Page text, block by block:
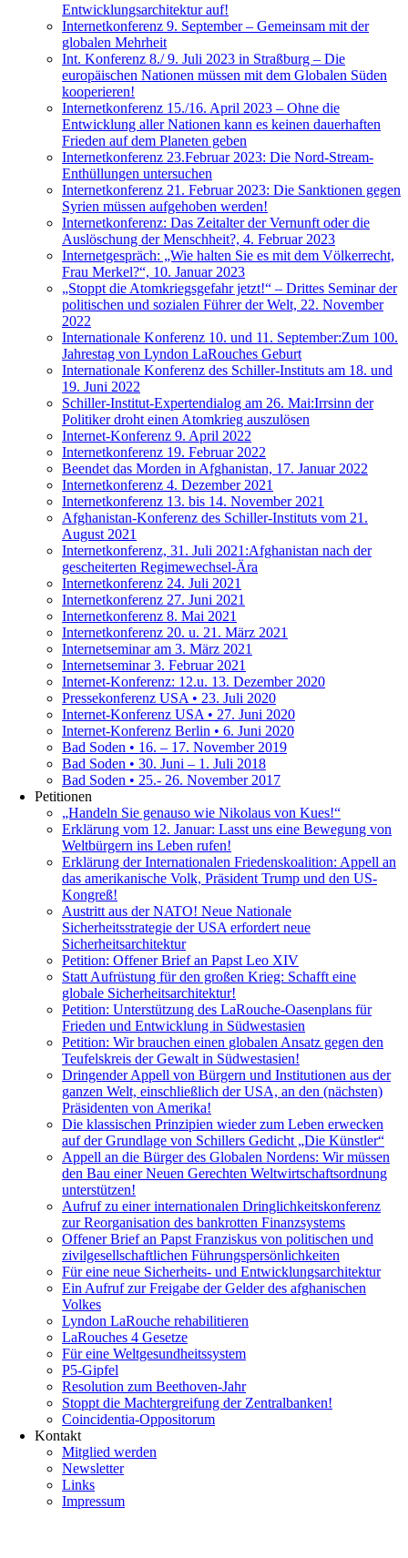
Entwicklungsarchitektur auf!
Internetkonferenz 9. September – Gemeinsam mit der
globalen Mehrheit
Int. Konferenz 8./ 9. Juli 2023 in Straßburg – Die
europäischen Nationen müssen mit dem Globalen Süden
kooperieren!
Internetkonferenz 15./16. April 2023 – Ohne die
Entwicklung aller Nationen kann es keinen dauerhaften
Frieden auf dem Planeten geben
Internetkonferenz 23.Februar 2023: Die Nord-Stream-
Enthüllungen untersuchen
Internetkonferenz 21. Februar 2023: Die Sanktionen gegen
Syrien müssen aufgehoben werden!
Internetkonferenz: Das Zeitalter der Vernunft oder die
Auslöschung der Menschheit?, 4. Februar 2023
Internetgespräch: „Wie halten Sie es mit dem Völkerrecht,
Frau Merkel?“, 10. Januar 2023
„Stoppt die Atomkriegsgefahr jetzt!“ – Drittes Seminar der
politischen und sozialen Führer der Welt, 22. November
2022
Internationale Konferenz 10. und 11. September:Zum 100.
Jahrestag von Lyndon LaRouches Geburt
Internationale Konferenz des Schiller-Instituts am 18. und
19. Juni 2022
Schiller-Institut-Expertendialog am 26. Mai:Irrsinn der
Politiker droht einen Atomkrieg auszulösen
Internet-Konferenz 9. April 2022
Internetkonferenz 19. Februar 2022
Beendet das Morden in Afghanistan, 17. Januar 2022
Internetkonferenz 4. Dezember 2021
Internetkonferenz 13. bis 14. November 2021
Afghanistan-Konferenz des Schiller-Instituts vom 21.
August 2021
Internetkonferenz, 31. Juli 2021:Afghanistan nach der
gescheiterten Regimewechsel-Ära
Internetkonferenz 24. Juli 2021
Internetkonferenz 27. Juni 2021
Internetkonferenz 8. Mai 2021
Internetkonferenz 20. u. 21. März 2021
Internetseminar am 3. März 2021
Internetseminar 3. Februar 2021
Internet-Konferenz: 12.u. 13. Dezember 2020
Pressekonferenz USA • 23. Juli 2020
Internet-Konferenz USA • 27. Juni 2020
Internet-Konferenz Berlin • 6. Juni 2020
Bad Soden • 16. – 17. November 2019
Bad Soden • 30. Juni – 1. Juli 2018
Bad Soden • 25.- 26. November 2017
Petitionen
„Handeln Sie genauso wie Nikolaus von Kues!“
Erklärung vom 12. Januar: Lasst uns eine Bewegung von
Weltbürgern ins Leben rufen!
Erklärung der Internationalen Friedenskoalition: Appell an
das amerikanische Volk, Präsident Trump und den US-
Kongreß!
Austritt aus der NATO! Neue Nationale
Sicherheitsstrategie der USA erfordert neue
Sicherheitsarchitektur
Petition: Offener Brief an Papst Leo XIV
Statt Aufrüstung für den großen Krieg: Schafft eine
globale Sicherheitsarchitektur!
Petition: Unterstützung des LaRouche-Oasenplans für
Frieden und Entwicklung in Südwestasien
Petition: Wir brauchen einen globalen Ansatz gegen den
Teufelskreis der Gewalt in Südwestasien!
Dringender Appell von Bürgern und Institutionen aus der
ganzen Welt, einschließlich der USA, an den (nächsten)
Präsidenten von Amerika!
Die klassischen Prinzipien wieder zum Leben erwecken
auf der Grundlage von Schillers Gedicht „Die Künstler“
Appell an die Bürger des Globalen Nordens: Wir müssen
den Bau einer Neuen Gerechten Weltwirtschaftsordnung
unterstützen!
Aufruf zu einer internationalen Dringlichkeitskonferenz
zur Reorganisation des bankrotten Finanzsystems
Offener Brief an Papst Franziskus von politischen und
zivilgesellschaftlichen Führungspersönlichkeiten
Für eine neue Sicherheits- und Entwicklungsarchitektur
Ein Aufruf zur Freigabe der Gelder des afghanischen
Volkes
Lyndon LaRouche rehabilitieren
LaRouches 4 Gesetze
Für eine Weltgesundheitssystem
P5-Gipfel
Resolution zum Beethoven-Jahr
Stoppt die Machtergreifung der Zentralbanken!
Coincidentia-Oppositorum
Kontakt
Mitglied werden
Newsletter
Links
Impressum